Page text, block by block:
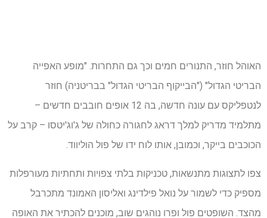
האוהל חוזר, התנורים חמים וכך גם התחרות. "מופע האפייה
הבריטי הגדול" ("הבייקוף הבריטי הגדול" בבריטניה) חוזר
לנטפליקס עם עונה חדשה, בה 12 אופים חובבים חדשים –
מתלמיד מדריק למלך דראג לחגורה כחולה של ג'וג'יטסו – קרב על
הכוכבים בייקר, וכמובן, אותו לוח ידו של פול הוליווד.
צפו לתצוגות מתנשאות, טכניקות בלתי צפויות ותחתיות מעורפלות
מספיק כדי לשמור על נואל פילדינג ואליסון האמונד מתכרבל
מהצד. השופטים פול ופרו נוהגים שוב, מוכנים להכתיר את האופה